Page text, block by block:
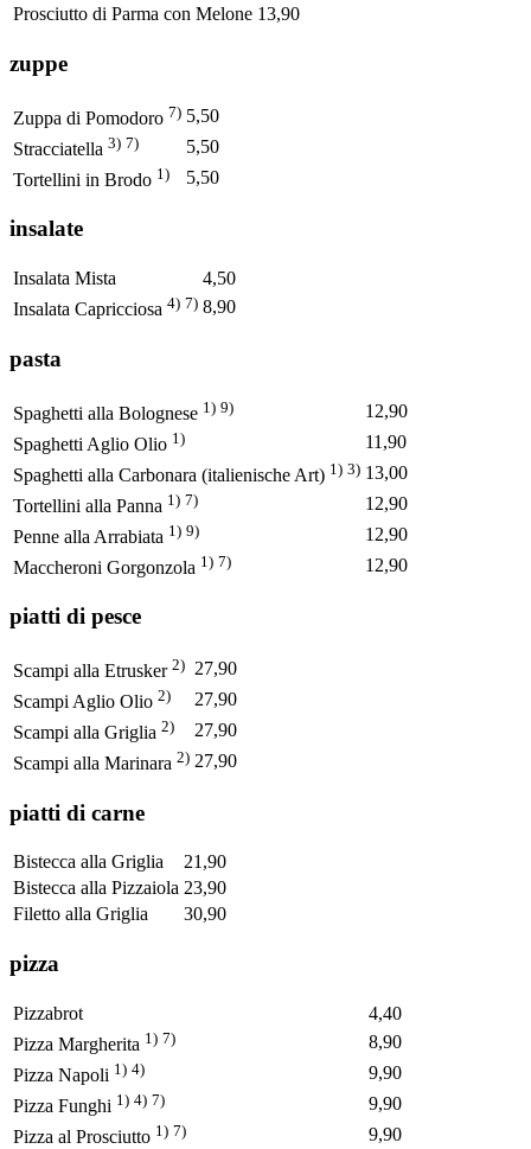
Prosciutto di Parma con Melone 13,90
zuppe
Zuppa di Pomodoro 7) 5,50
Stracciatella 3) 7)
5,50
Tortellini in Brodo 1) 5,50
insalate
Insalata Mista
4,50
Insalata Capricciosa 4) 7) 8,90
pasta
Spaghetti alla Bolognese 1) 9)
12,90
Spaghetti Aglio Olio 1)
11,90
Spaghetti alla Carbonara (italienische Art) 1) 3) 13,00
Tortellini alla Panna 1) 7)
12,90
Penne alla Arrabiata 1) 9)
12,90
Maccheroni Gorgonzola 1) 7) 12,90
piatti di pesce
Scampi alla Etrusker 2) 27,90
Scampi Aglio Olio 2)
27,90
Scampi alla Griglia 2)
27,90
Scampi alla Marinara 2) 27,90
piatti di carne
Bistecca alla Griglia
21,90
Bistecca alla Pizzaiola 23,90
Filetto alla Griglia
30,90
pizza
Pizzabrot
4,40
Pizza Margherita 1) 7)
8,90
Pizza Napoli 1) 4)
9,90
Pizza Funghi 1) 4) 7)
9,90
Pizza al Prosciutto 1) 7)
9,90